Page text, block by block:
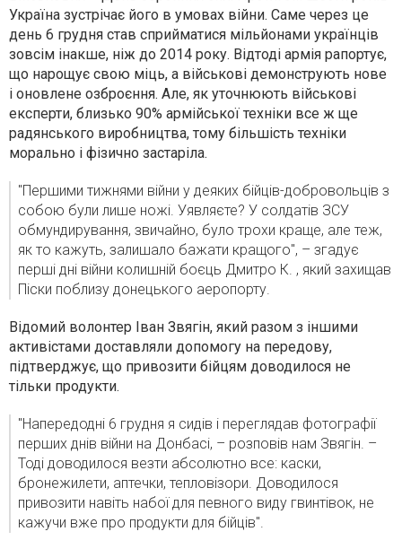
Україна зустрічає його в умовах війни. Саме через це
день 6 грудня став сприйматися мільйонами українців
зовсім інакше, ніж до 2014 року. Відтоді армія рапортує,
що нарощує свою міць, а військові демонструють нове
і оновлене озброєння. Але, як уточнюють військові
експерти, близько 90% армійської техніки все ж ще
радянського виробництва, тому більшість техніки
морально і фізично застаріла.
"Першими тижнями війни у деяких бійців-добровольців з
собою були лише ножі. Уявляєте? У солдатів ЗСУ
обмундирування, звичайно, було трохи краще, але теж,
як то кажуть, залишало бажати кращого", – згадує
перші дні війни колишній боєць Дмитро К. , який захищав
Піски поблизу донецького аеропорту.
Відомий волонтер Іван Звягін, який разом з іншими
активістами доставляли допомогу на передову,
підтверджує, що привозити бійцям доводилося не
тільки продукти.
"Напередодні 6 грудня я сидів і переглядав фотографії
перших днів війни на Донбасі, – розповів нам Звягін. –
Тоді доводилося везти абсолютно все: каски,
бронежилети, аптечки, тепловізори. Доводилося
привозити навіть набої для певного виду гвинтівок, не
кажучи вже про продукти для бійців".